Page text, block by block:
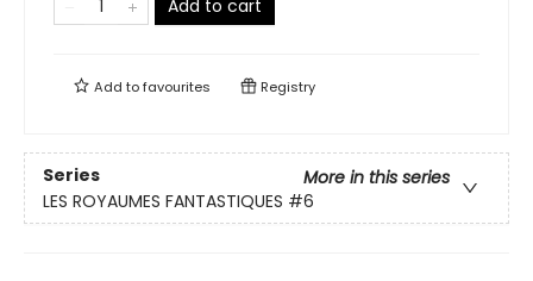
Add to cart
Add tofavourites Registry
Series
More in this series
LES ROYAUMES FANTASTIQUES #6